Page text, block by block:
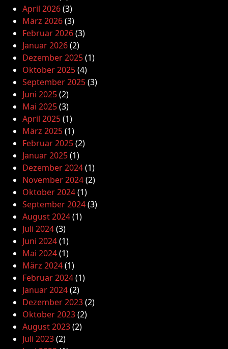
April 2026(3)
März 2026(3)
Februar 2026(3)
Januar 2026(2)
Dezember 2025(1)
Oktober 2025(4)
September 2025(3)
Juni 2025(2)
Mai 2025(3)
April 2025(1)
März 2025(1)
Februar 2025(2)
Januar 2025(1)
Dezember 2024(1)
November 2024(2)
Oktober 2024(1)
September 2024(3)
August 2024(1)
Juli 2024(3)
Juni 2024(1)
Mai 2024(1)
März 2024(1)
Februar 2024(1)
Januar 2024(2)
Dezember 2023(2)
Oktober 2023(2)
August 2023(2)
Juli 2023(2)